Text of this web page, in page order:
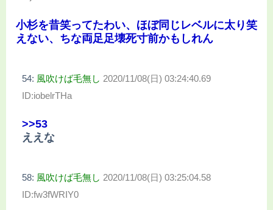
小杉を昔笑ってたわい、ほぼ同じレベルに太り笑
えない、ちな両足足壊死寸前かもしれん
54: 風吹けば毛無し 2020/11/08(日) 03:24:40.69
ID:iobelrTHa
>>53
ええな
58: 風吹けば毛無し 2020/11/08(日) 03:25:04.58
ID:fw3fWRIY0